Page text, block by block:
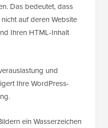
Das bedeutet, dass
auf deren Website
Ihren HTML-Inhalt
und
Ihre WordPress-
ein Wasserzeichen